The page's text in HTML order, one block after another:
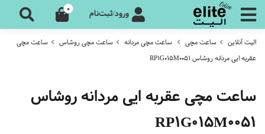
ورود/ثبت‌نام 0
الیت آنلاین ساعت مچی ساعت مچی مردانه ساعت مچی روشاس
ساعت مچی
عقربه ایی مردانه روشاس RP1G015M0051
ساعت مچی عقربه ایی مردانه روشاس
RP1G015M0051